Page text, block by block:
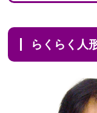
らくらく